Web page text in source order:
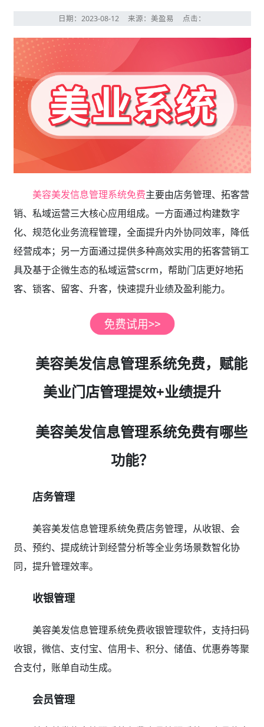
日期：2023-08-12 来源：美盈易 点击：
美容美发信息管理系统免费主要由店务管理、拓客营
销、私域运营三大核心应用组成。一方面通过构建数字
化、规范化业务流程管理，全面提升内外协同效率，降低
经营成本；另一方面通过提供多种高效实用的拓客营销工
具及基于企微生态的私域运营scrm，帮助门店更好地拓
客、锁客、留客、升客，快速提升业绩及盈利能力。
美容美发信息管理系统免费，赋能
美业门店管理提效+业绩提升
美容美发信息管理系统免费有哪些
功能？
店务管理
美容美发信息管理系统免费店务管理，从收银、会
员、预约、提成统计到经营分析等全业务场景数智化协
同，提升管理效率。
收银管理
美容美发信息管理系统免费收银管理软件，支持扫码
收银，微信、支付宝、信用卡、积分、储值、优惠券等聚
合支付，账单自动生成。
会员管理